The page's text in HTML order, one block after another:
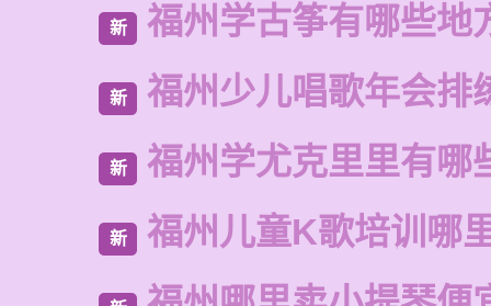
新 福州学古筝有哪些地
新 福州少儿唱歌年会排
新 福州学尤克里里有哪
新 福州儿童K歌培训哪